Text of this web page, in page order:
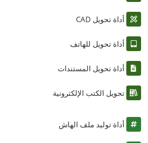
أداة تحويل CAD
أداة تحويل للهاتف
أداة تحويل المستندات
تحويل الكتب الإلكترونية
أداة توليد ملف الهاش